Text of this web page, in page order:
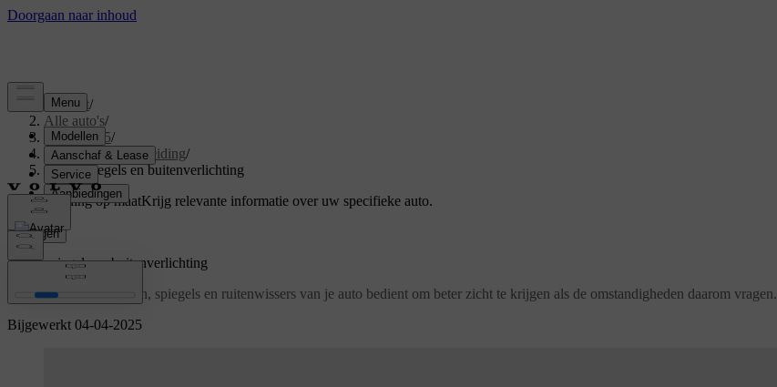
Support/
Alle auto's/
EX40 2025/
Gebruikershandleiding/
Zicht, spiegels en buitenverlichting
Ondersteuning op maatKrijg relevante informatie over uw specifieke auto.
Inloggen
Bijgewerkt 04-04-2025
Zicht, spiegels en buitenverlichting
Ontdek hoe je de lichten, spiegels en ruitenwissers van je auto bedient om beter zicht te krijgen als de omstandigheden daarom vragen.